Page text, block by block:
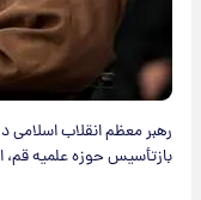
رهبر معظم انقلاب
بازتأسیس حوزه علمیه قم،